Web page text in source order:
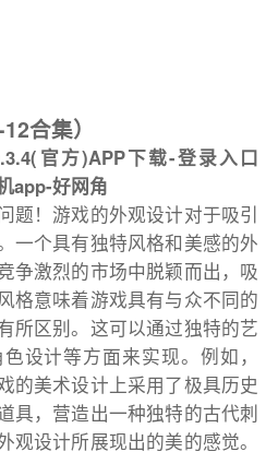
合集）
官方)APP下载-登录入口
app-好网角
题！游戏的外观设计对于吸引
一个具有独特风格和美感的外
争激烈的市场中脱颖而出，吸
格意味着游戏具有与众不同的
所区别。这可以通过独特的艺
设计等方面来实现。例如，
的美术设计上采用了极具历史
具，营造出一种独特的古代刺
观设计所展现出的美的感觉。